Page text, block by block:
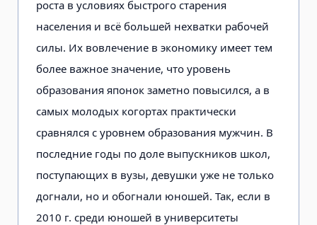
роста в условиях быстрого старения
населения и всё большей нехватки рабочей
силы. Их вовлечение в экономику имеет тем
более важное значение, что уровень
образования японок заметно повысился, а в
самых молодых когортах практически
сравнялся с уровнем образования мужчин. В
последние годы по доле выпускников школ,
поступающих в вузы, девушки уже не только
догнали, но и обогнали юношей. Так, если в
2010 г. среди юношей в университеты